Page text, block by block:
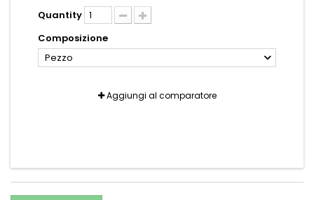
Quantity
Composizione
Pezzo
Aggiungi al comparatore